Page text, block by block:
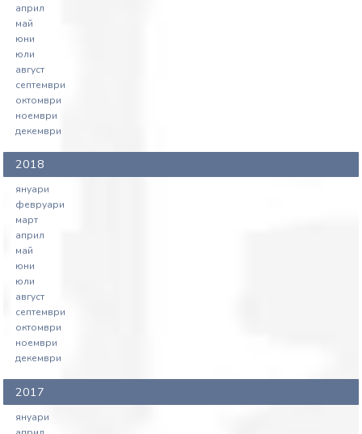
април
май
юни
юли
август
септември
октомври
ноември
декември
2018
януари
февруари
март
април
май
юни
юли
август
септември
октомври
ноември
декември
2017
януари